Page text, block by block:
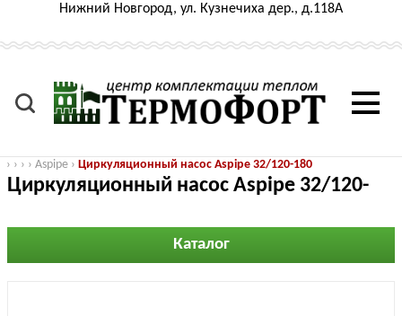
Нижний Новгород, ул. Кузнечиха дер., д.118А
› › › › Aspipe › Циркуляционный насос Aspipe 32/120-180
Циркуляционный насос Aspipe 32/120-
Каталог